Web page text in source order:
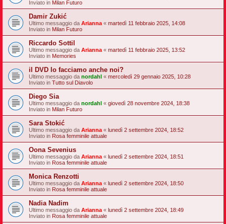
Inviato in Milan Futuro
Damir Zukić
Ultimo messaggio da Arianna « martedì 11 febbraio 2025, 14:08
Inviato in Milan Futuro
Riccardo Sottil
Ultimo messaggio da Arianna « martedì 11 febbraio 2025, 13:52
Inviato in Memories
il DVD lo facciamo anche noi?
Ultimo messaggio da nordahl « mercoledì 29 gennaio 2025, 10:28
Inviato in Tutto sul Diavolo
Diego Sia
Ultimo messaggio da nordahl « giovedì 28 novembre 2024, 18:38
Inviato in Milan Futuro
Sara Stokić
Ultimo messaggio da Arianna « lunedì 2 settembre 2024, 18:52
Inviato in Rosa femminile attuale
Oona Sevenius
Ultimo messaggio da Arianna « lunedì 2 settembre 2024, 18:51
Inviato in Rosa femminile attuale
Monica Renzotti
Ultimo messaggio da Arianna « lunedì 2 settembre 2024, 18:50
Inviato in Rosa femminile attuale
Nadia Nadim
Ultimo messaggio da Arianna « lunedì 2 settembre 2024, 18:49
Inviato in Rosa femminile attuale